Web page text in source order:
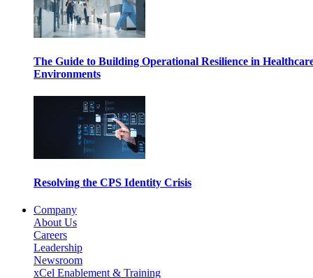
The Guide to Building Operational Resilience in
Environments
Resolving the CPS Identity Crisis
Company
About Us
Careers
Leadership
Newsroom
xCel Enablement & Training